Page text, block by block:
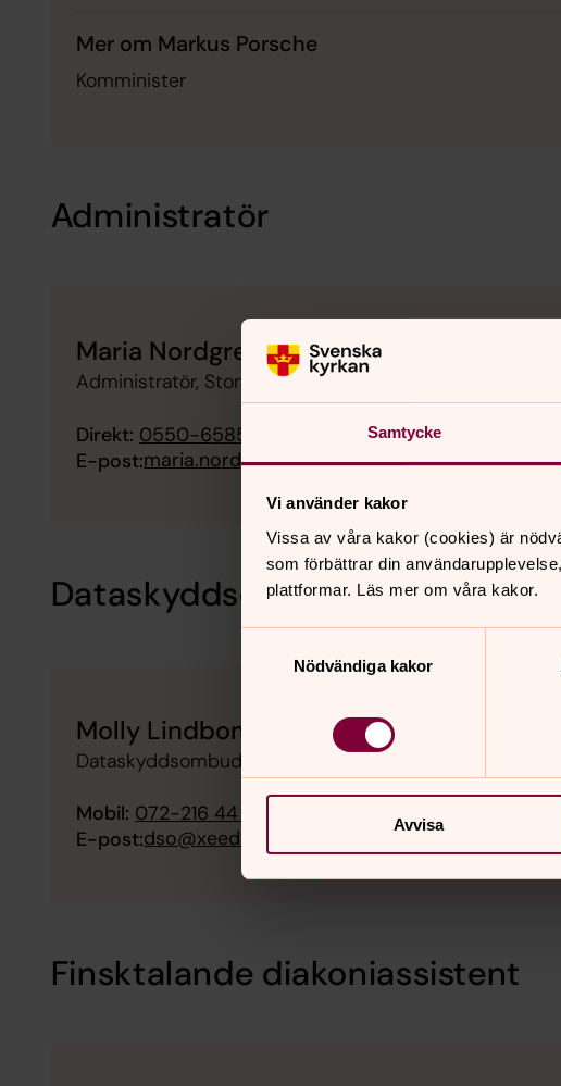
Samtycke
Vi använder kakor
Vissa av våra kakor (cookies) är
som förbättrar din
plattformar. Läs mer om våra kakor.
Nödvändiga kakor
Avvisa
Mer om Markus Porsche
Komminister
Administratör
Maria Nordgren
Administratör, Storfors församling
Direkt: 0550-65858
E-post:maria.nordgren@svenskakyrkan.se
Dataskyddsombud
Molly Lindbom
Dataskyddsombud, Storfors församling
Mobil: 072-216 44 43
E-post:dso@xeeda.se
Finsktalande diakoniassistent